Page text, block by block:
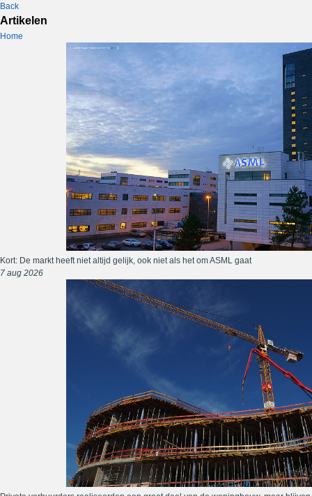
Back
Artikelen
Home
Kort: De markt heeft niet altijd gelijk, ook niet als het om ASML gaat
7 aug 2026